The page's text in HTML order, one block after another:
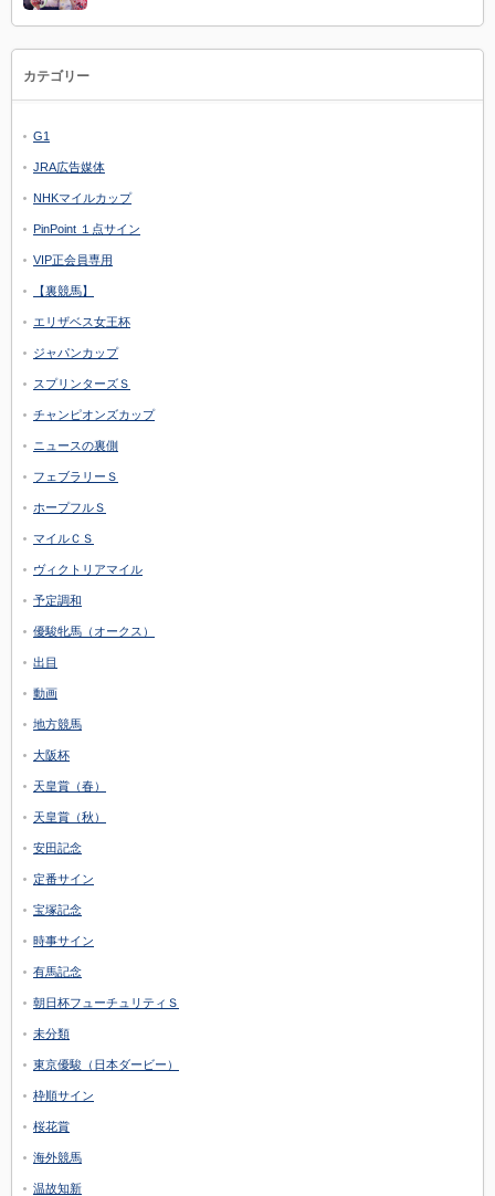
カテゴリー
G1
JRA広告媒体
NHKマイルカップ
PinPoint １点サイン
VIP正会員専用
【裏競馬】
エリザベス女王杯
ジャパンカップ
スプリンターズＳ
チャンピオンズカップ
ニュースの裏側
フェブラリーＳ
ホープフルＳ
マイルＣＳ
ヴィクトリアマイル
予定調和
優駿牝馬（オークス）
出目
動画
地方競馬
大阪杯
天皇賞（春）
天皇賞（秋）
安田記念
定番サイン
宝塚記念
時事サイン
有馬記念
朝日杯フューチュリティＳ
未分類
東京優駿（日本ダービー）
枠順サイン
桜花賞
海外競馬
温故知新